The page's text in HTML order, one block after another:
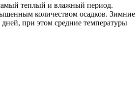
теплый и влажный период.
количеством осадков. Зимние
при этом средние температуры